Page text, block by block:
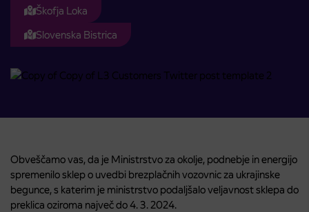
Škofja Loka
Slovenska Bistrica
Obveščamo vas, da je Ministrstvo za okolje, podnebje in energijo
spremenilo sklep o uvedbi brezplačnih vozovnic za ukrajinske
begunce, s katerim je ministrstvo podaljšalo veljavnost sklepa do
preklica oziroma največ do 4. 3. 2024.